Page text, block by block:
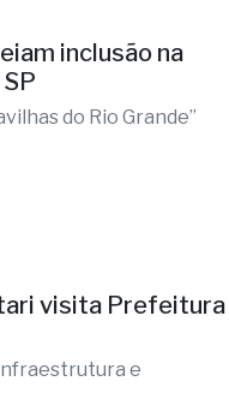
inclusão na
do Rio Grande”
visita Prefeitura
e